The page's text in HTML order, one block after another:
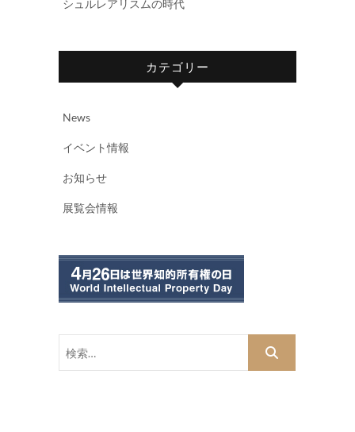
シュルレアリスムの時代
カテゴリー
News
イベント情報
お知らせ
展覧会情報